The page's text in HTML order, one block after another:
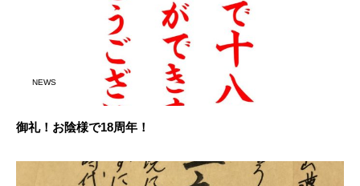
NEWS
御礼！お陰様で18周年！